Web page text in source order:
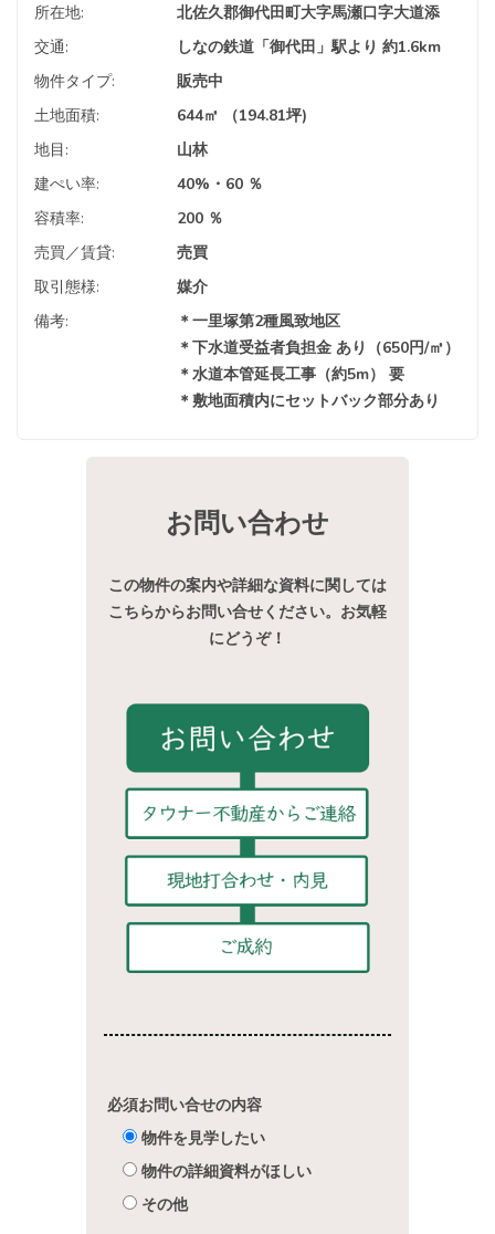
所在地:
北佐久郡御代田町大字馬瀬口字大道添
交通:
しなの鉄道「御代田」駅より 約1.6km
物件タイプ:
販売中
土地面積:
644㎡ （194.81坪)
地目:
山林
建ぺい率:
40%・60 ％
容積率:
200 ％
売買／賃貸:
売買
取引態様:
媒介
備考:
＊一里塚第2種風致地区
＊下水道受益者負担金 あり（650円/㎡）
＊水道本管延長工事（約5m） 要
＊敷地面積内にセットバック部分あり
お問い合わせ
この物件の案内や詳細な資料に関しては
こちらからお問い合せください。お気軽
にどうぞ！
必須お問い合せの内容
物件を見学したい
物件の詳細資料がほしい
その他